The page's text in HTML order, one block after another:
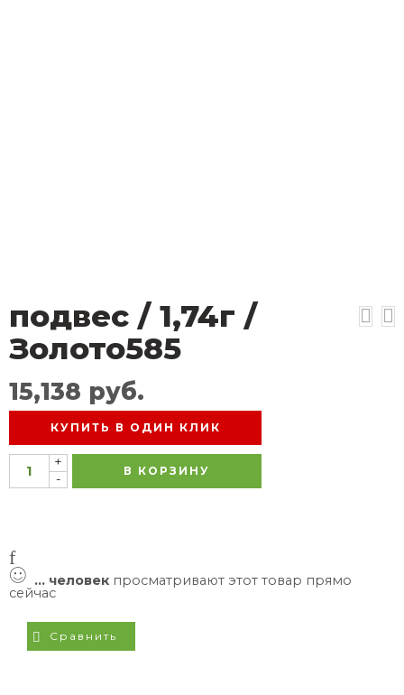
подвес / 1,74г /
Золото585
15,138 руб.
КУПИТЬ В ОДИН КЛИК
+
-
В КОРЗИНУ
... человек просматривают этот товар прямо
сейчас
Сравнить